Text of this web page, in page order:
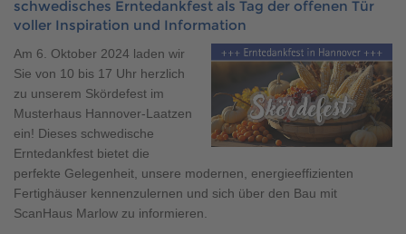
schwedisches Erntedankfest als Tag der offenen Tür
voller Inspiration und Information
Am 6. Oktober 2024 laden wir
Sie von 10 bis 17 Uhr herzlich
zu unserem Skördefest im
Musterhaus Hannover-Laatzen
ein! Dieses schwedische
Erntedankfest bietet die
perfekte Gelegenheit, unsere modernen, energieeffizienten
Fertighäuser kennenzulernen und sich über den Bau mit
ScanHaus Marlow zu informieren.